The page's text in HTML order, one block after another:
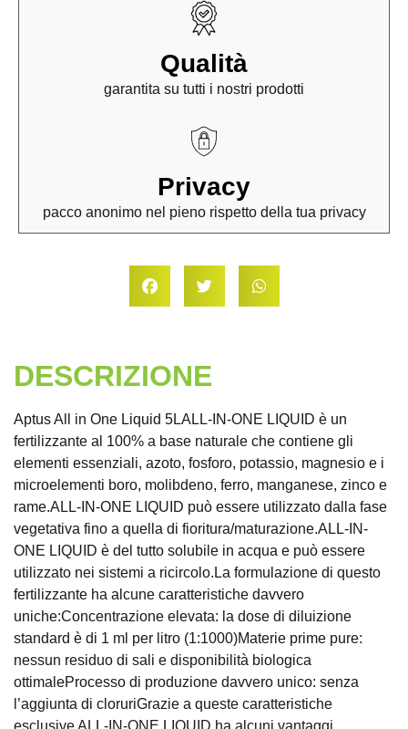
Qualità
garantita su tutti i nostri prodotti
Privacy
pacco anonimo nel pieno rispetto della tua privacy
DESCRIZIONE
Aptus All in One Liquid 5LALL-IN-ONE LIQUID è un
fertilizzante al 100% a base naturale che contiene gli
elementi essenziali, azoto, fosforo, potassio, magnesio e i
microelementi boro, molibdeno, ferro, manganese, zinco e
rame.ALL-IN-ONE LIQUID può essere utilizzato dalla fase
vegetativa fino a quella di fioritura/maturazione.ALL-IN-
ONE LIQUID è del tutto solubile in acqua e può essere
utilizzato nei sistemi a ricircolo.La formulazione di questo
fertilizzante ha alcune caratteristiche davvero
uniche:Concentrazione elevata: la dose di diluizione
standard è di 1 ml per litro (1:1000)Materie prime pure:
nessun residuo di sali e disponibilità biologica
ottimaleProcesso di produzione davvero unico: senza
l’aggiunta di cloruriGrazie a queste caratteristiche
esclusive ALL-IN-ONE LIQUID ha alcuni vantaggi